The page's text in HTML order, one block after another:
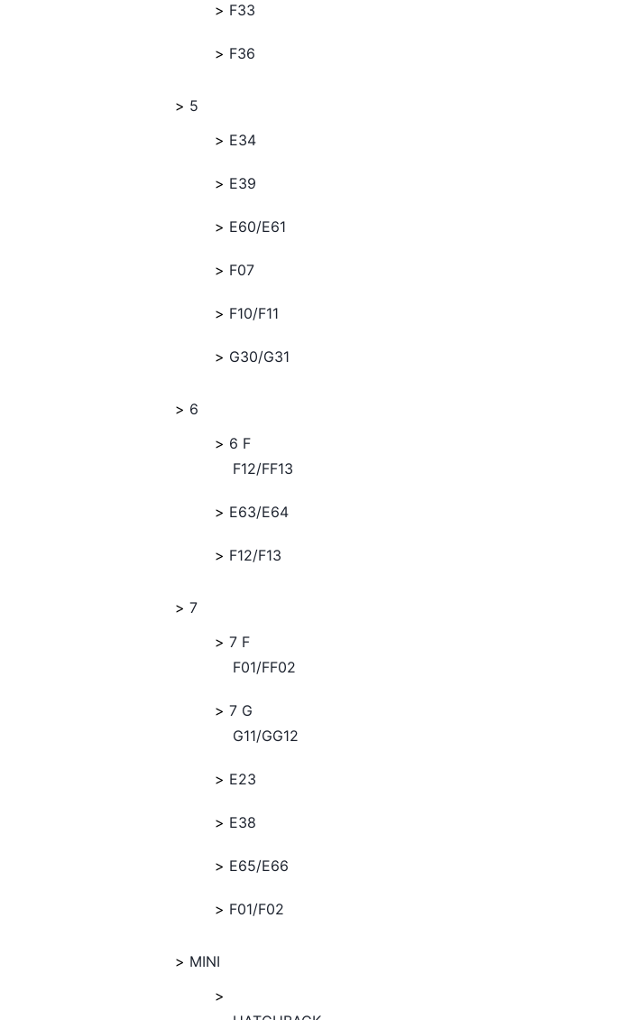
F33
F36
5
E34
E39
E60/E61
F07
F10/F11
G30/G31
6
6 F
F12/FF13
E63/E64
F12/F13
7
7 F
F01/FF02
7 G
G11/GG12
E23
E38
E65/E66
F01/F02
MINI